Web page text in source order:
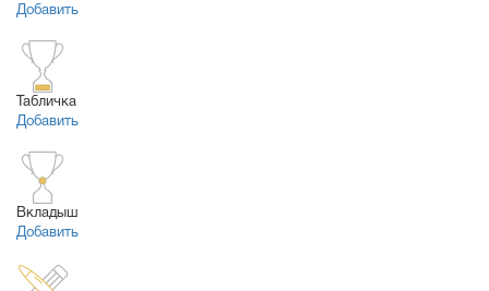
Добавить
Табличка
Добавить
Вкладыш
Добавить